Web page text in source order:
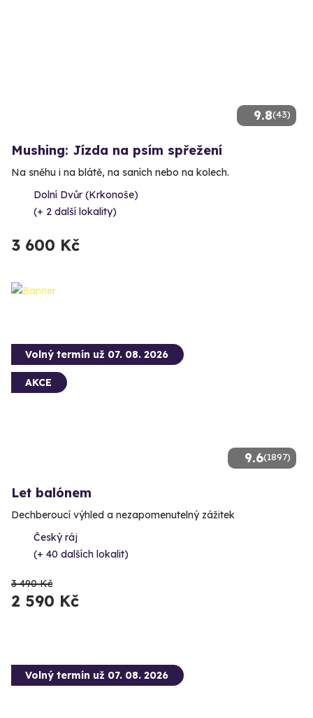
9.8(43)
Mushing: Jízda na psím spřežení
Na sněhu i na blátě, na saních nebo na kolech.
Dolní Dvůr (Krkonoše)
(+ 2 další lokality)
3 600 Kč
9.6(1897)
Volný termín už 07. 08. 2026
AKCE
Let balónem
Dechberoucí výhled a nezapomenutelný zážitek
Český ráj
(+ 40 dalších lokalit)
3 490 Kč
2 590 Kč
Volný termín už 07. 08. 2026